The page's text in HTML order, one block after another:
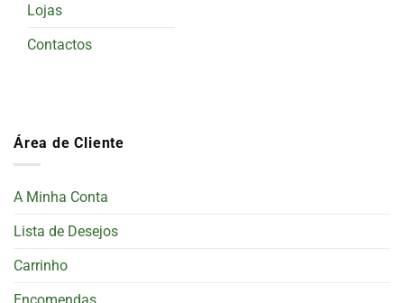
Lojas
Contactos
Área de Cliente
A Minha Conta
Lista de Desejos
Carrinho